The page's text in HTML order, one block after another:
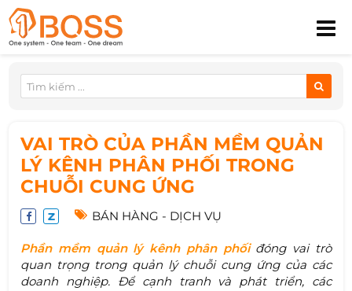
VAI TRÒ CỦA PHẦN MỀM QUẢN
LÝ KÊNH PHÂN PHỐI TRONG
CHUỖI CUNG ỨNG
BÁN HÀNG - DỊCH VỤ
Phần mềm quản lý kênh phân phối đóng vai trò
quan trọng trong quản lý chuỗi cung ứng của các
doanh nghiệp. Để cạnh tranh và phát triển, các